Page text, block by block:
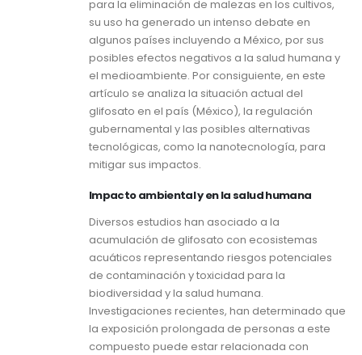
para la eliminación de malezas en los cultivos,
su uso ha generado un intenso debate en
algunos países incluyendo a México, por sus
posibles efectos negativos a la salud humana y
el medioambiente. Por consiguiente, en este
artículo se analiza la situación actual del
glifosato en el país (México), la regulación
gubernamental y las posibles alternativas
tecnológicas, como la nanotecnología, para
mitigar sus impactos.
Impacto ambiental y en la salud humana
Diversos estudios han asociado a la
acumulación de glifosato con ecosistemas
acuáticos representando riesgos potenciales
de contaminación y toxicidad para la
biodiversidad y la salud humana.
Investigaciones recientes, han determinado que
la exposición prolongada de personas a este
compuesto puede estar relacionada con